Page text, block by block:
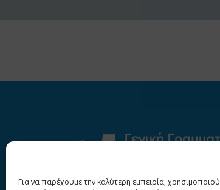
Για να παρέχουμε την καλύτερη εμπειρία,